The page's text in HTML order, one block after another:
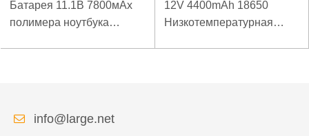
Батарея 11.1В 7800мАх
полимера ноутбука
12V 4400mAh 18650
Низкотемпературная
info@large.net